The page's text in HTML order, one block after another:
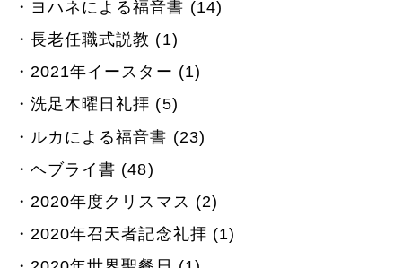
ヨハネによる福音書 (14)
長老任職式説教 (1)
2021年イースター (1)
洗足木曜日礼拝 (5)
ルカによる福音書 (23)
ヘブライ書 (48)
2020年度クリスマス (2)
2020年召天者記念礼拝 (1)